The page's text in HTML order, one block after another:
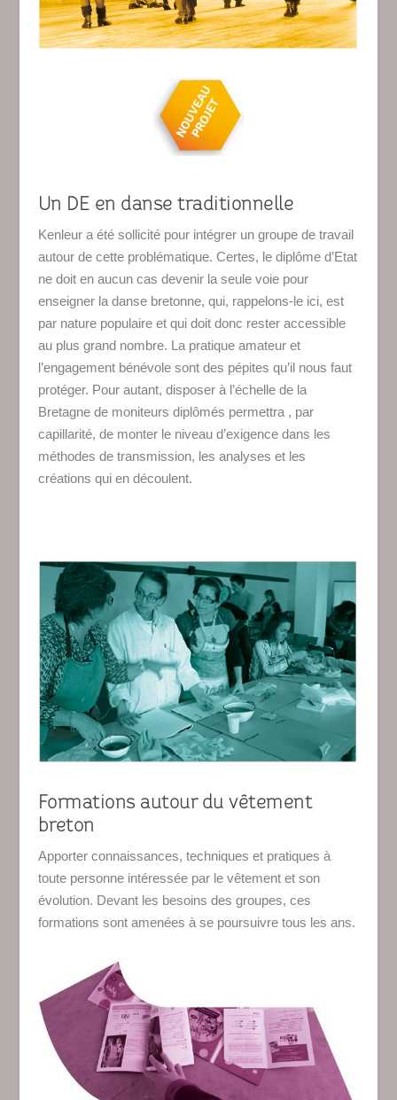
Un DE en danse traditionnelle
Kenleur a été sollicité pour intégrer un groupe de travail
autour de cette problématique. Certes, le diplôme d’Etat
ne doit en aucun cas devenir la seule voie pour
enseigner la danse bretonne, qui, rappelons-le ici, est
par nature populaire et qui doit donc rester accessible
au plus grand nombre. La pratique amateur et
l’engagement bénévole sont des pépites qu’il nous faut
protéger. Pour autant, disposer à l’échelle de la
Bretagne de moniteurs diplômés permettra , par
capillarité, de monter le niveau d’exigence dans les
méthodes de transmission, les analyses et les
créations qui en découlent.
Formations autour du vêtement
breton
Apporter connaissances, techniques et pratiques à
toute personne intéressée par le vêtement et son
évolution. Devant les besoins des groupes, ces
formations sont amenées à se poursuivre tous les ans.